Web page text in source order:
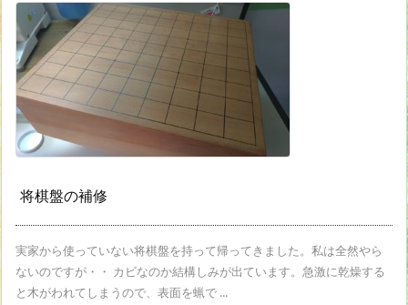
将棋盤の補修
実家から使っていない将棋盤を持って帰ってきました。私は全然やら
ないのですが・・ カビなのか結構しみが出ています。急激に乾燥する
と木がわれてしまうので、表面を蝋で ...